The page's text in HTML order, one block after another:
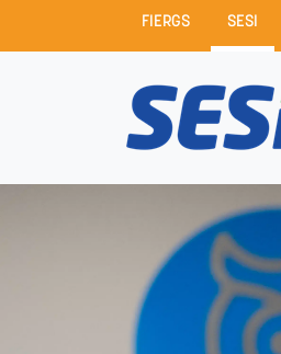
FIERGS SESI